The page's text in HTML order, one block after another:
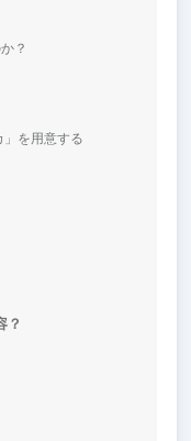
？
を用意する
？